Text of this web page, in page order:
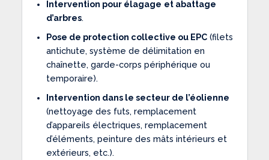
Intervention pour élagage et abattage
d’arbres.
Pose de protection collective ou EPC(filets
antichute, système de délimitation en
chaînette, garde-corps périphérique ou
temporaire).
Intervention dans le secteur de l’éolienne
(nettoyage des futs, remplacement
d’appareils électriques, remplacement
d’éléments, peinture des mâts intérieurs et
extérieurs, etc.).